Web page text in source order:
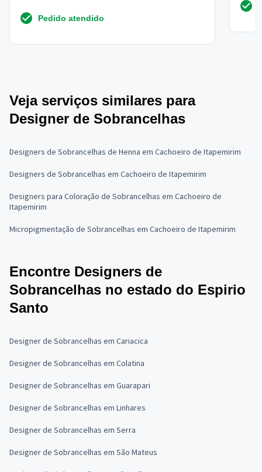
Pedido atendido
Veja serviços similares para
Designer de Sobrancelhas
Designers de Sobrancelhas de Henna em Cachoeiro de Itapemirim
Designers de Sobrancelhas em Cachoeiro de Itapemirim
Designers para Coloração de Sobrancelhas em Cachoeiro de
Itapemirim
Micropigmentação de Sobrancelhas em Cachoeiro de Itapemirim
Encontre Designers de
Sobrancelhas no estado do Espirio
Santo
Designer de Sobrancelhas em Cariacica
Designer de Sobrancelhas em Colatina
Designer de Sobrancelhas em Guarapari
Designer de Sobrancelhas em Linhares
Designer de Sobrancelhas em Serra
Designer de Sobrancelhas em São Mateus